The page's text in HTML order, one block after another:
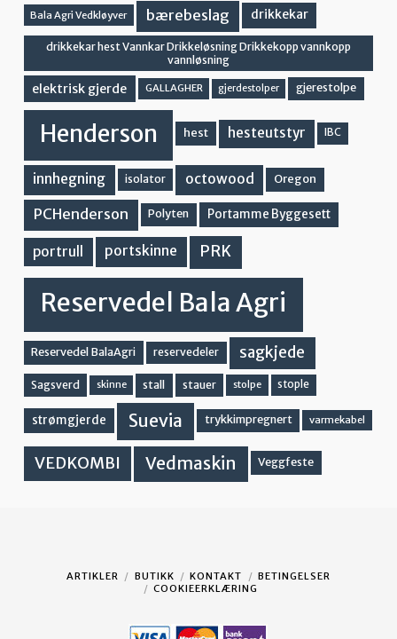
Bala Agri Vedkløyver bærebeslag drikkekar
drikkekar hest Vannkar Drikkeløsning Drikkekopp vannkopp
vannløsning
elektrisk gjerde GALLAGHER gjerdestolper gjerestolpe
Henderson hest hesteutstyr IBC
innhegning isolator octowood Oregon
PCHenderson Polyten Portamme Byggesett
portrull portskinne PRK
Reservedel Bala Agri
Reservedel BalaAgri reservedeler sagkjede
Sagsverd skinne stall stauer stolpe stople
strømgjerde Suevia trykkimpregnert varmekabel
VEDKOMBI Vedmaskin Veggfeste
ARTIKLER BUTIKK KONTAKT
BETINGELSER
COOKIEERKLÆRING